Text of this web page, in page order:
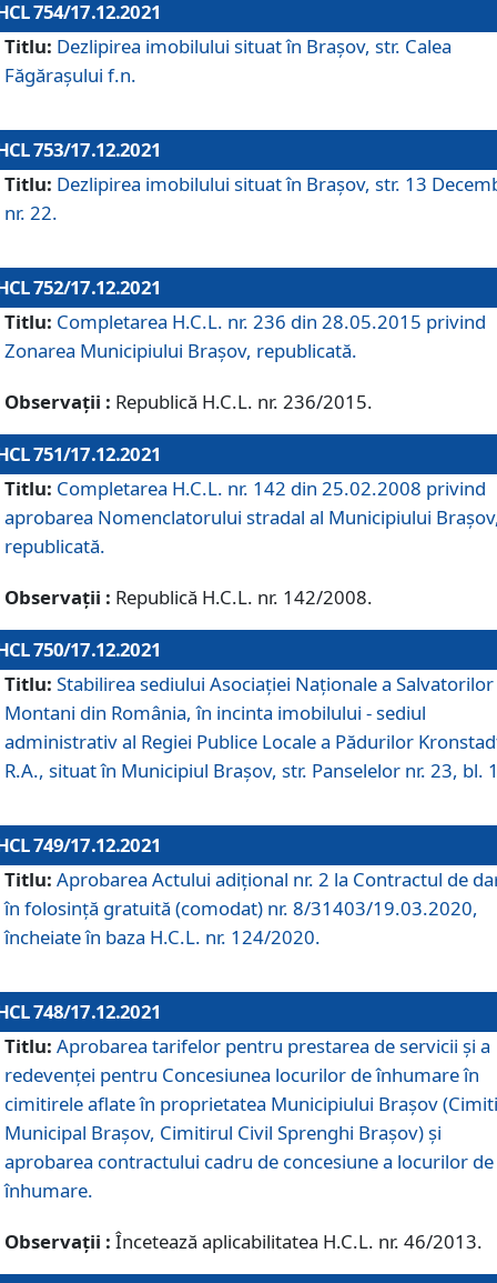
754/17.12.2021
Titlu: Dezlipirea imobilului situat în Brașov, str. Calea
Făgărașului f.n.
753/17.12.2021
Titlu: Dezlipirea imobilului situat în Brașov, str. 13
nr. 22.
752/17.12.2021
Titlu: Completarea H.C.L. nr. 236 din 28.05.2015 privind
Zonarea Municipiului Braşov, republicată.
Observații : Republică H.C.L. nr. 236/2015.
751/17.12.2021
Titlu: Completarea H.C.L. nr. 142 din 25.02.2008 privind
aprobarea Nomenclatorului stradal al Municipiului
republicată.
Observații : Republică H.C.L. nr. 142/2008.
750/17.12.2021
Titlu: Stabilirea sediului Asociației Naționale a Salvatorilor
Montani din România, în incinta imobilului - sediul
administrativ al Regiei Publice Locale a Pădurilor
R.A., situat în Municipiul Braşov, str. Panselelor nr. 23, bl.
749/17.12.2021
Titlu: Aprobarea Actului adițional nr. 2 la Contractul de
în folosință gratuită (comodat) nr. 8/31403/19.03.2020,
încheiate în baza H.C.L. nr. 124/2020.
748/17.12.2021
Titlu: Aprobarea tarifelor pentru prestarea de servicii şi a
redevenţei pentru Concesiunea locurilor de înhumare în
cimitirele aflate în proprietatea Municipiului Braşov
Municipal Braşov, Cimitirul Civil Sprenghi Braşov) şi
aprobarea contractului cadru de concesiune a locurilor de
înhumare.
Observații : Încetează aplicabilitatea H.C.L. nr. 46/2013.